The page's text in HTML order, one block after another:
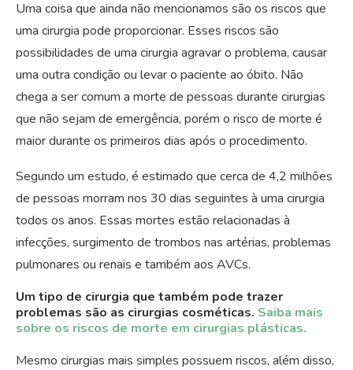
Uma coisa que ainda não mencionamos são os riscos que
uma cirurgia pode proporcionar. Esses riscos são
possibilidades de uma cirurgia agravar o problema, causar
uma outra condição ou levar o paciente ao óbito. Não
chega a ser comum a morte de pessoas durante cirurgias
que não sejam de emergência, porém o risco de morte é
maior durante os primeiros dias após o procedimento.
Segundo um estudo, é estimado que cerca de 4,2 milhões
de pessoas morram nos 30 dias seguintes à uma cirurgia
todos os anos. Essas mortes estão relacionadas à
infecções, surgimento de trombos nas artérias, problemas
pulmonares ou renais e também aos AVCs.
Um tipo de cirurgia que também pode trazer
problemas são as cirurgias cosméticas. Saiba mais
sobre os riscos de morte em cirurgias plásticas.
Mesmo cirurgias mais simples possuem riscos, além disso,